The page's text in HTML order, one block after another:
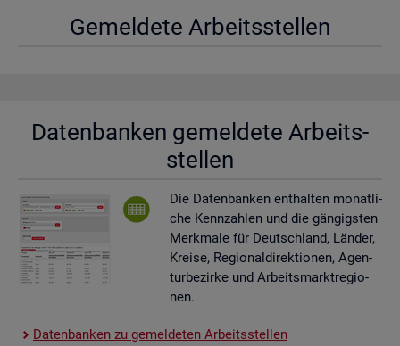
Ge­mel­de­te Ar­beits­stel­len
Da­ten­ban­ken ge­mel­de­te Ar­beits­
stel­len
Die Da­ten­ban­ken ent­hal­ten mo­nat­li­
che Kenn­zah­len und die gän­gigs­ten
Merk­ma­le für Deutsch­land, Län­der,
Krei­se, Re­gio­nal­di­rek­tio­nen, Agen­
tur­be­zir­ke und Ar­beits­markt­re­gio­
nen.
Da­ten­ban­ken zu ge­mel­de­ten Ar­beits­stel­len